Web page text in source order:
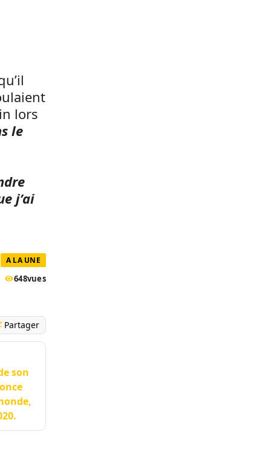
lors
le
j’ai
A LA UNE
648vues
Partager
son